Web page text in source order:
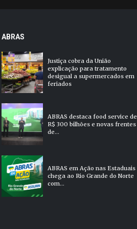
ABRAS
Justiça cobra da União
explicação para tratamento
desigual a supermercados em
feriados
ABRAS destaca food service de
R$ 300 bilhões e novas frentes
de...
ABRAS em Ação nas Estaduais
chega ao Rio Grande do Norte
com...